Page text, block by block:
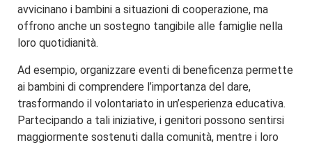
avvicinano i bambini a situazioni di cooperazione, ma
offrono anche un sostegno tangibile alle famiglie nella
loro quotidianità.
Ad esempio, organizzare eventi di beneficenza permette
ai bambini di comprendere l’importanza del dare,
trasformando il volontariato in un’esperienza educativa.
Partecipando a tali iniziative, i genitori possono sentirsi
maggiormente sostenuti dalla comunità, mentre i loro